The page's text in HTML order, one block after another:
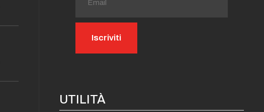
UTILITÀ